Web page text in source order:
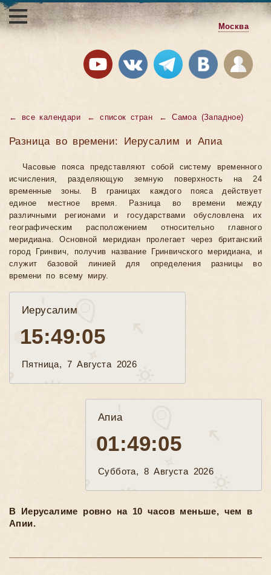
Москва
← все календари ←список стран ←Самоа (Западное)
Разница во времени: Иерусалим и Апиа
Часовые пояса представляют собой систему временного
исчисления, разделяющую земную поверхность на 24
временные зоны. В границах каждого пояса действует
единое местное время. Разница во времени между
различными регионами и государствами обусловлена их
географическим расположением относительно главного
меридиана. Основной меридиан пролегает через британский
город Гринвич, получив название Гринвичского меридиана, и
служит базовой линией для определения разницы во
времени по всему миру.
Иерусалим
15:49:06
Пятница, 7 Августа 2026
Апиа
01:49:06
Суббота, 8 Августа 2026
В Иерусалиме ровно на 10 часов меньше, чем в
Апии.